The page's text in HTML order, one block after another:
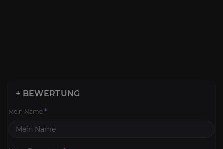
+ BEWERTUNG
Mein Name *